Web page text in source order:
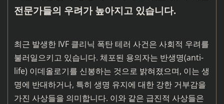
전문가들의 우려가 높아지고 있습니다.
최근 발생한 IVF 클리닉 폭탄 테러 사건은 사회적 우려를
불러일으키고 있습니다. 체포된 용의자는 반생명(anti-
life) 이데올로기를 신봉하는 것으로 밝혀졌으며, 이는 생
명에 반대하거나, 특히 생명 유지에 대한 강한 거부감을
가진 사상들을 의미합니다. 이와 같은 급진적 사상들은